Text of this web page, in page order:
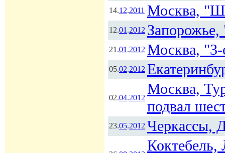
14.12.2011 Москва,
12.01.2012
21.01.2012 Москва, "3-
05.02.2012
02.04.2012
Москва,
подвал
23.05.2012 Черкассы,
Коктебель,